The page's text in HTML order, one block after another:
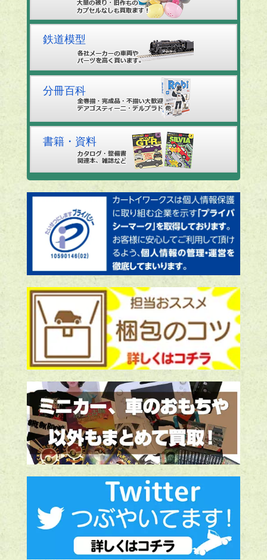
鉄道模型
分冊百科
書籍・資料